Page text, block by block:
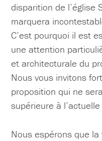
disparition de l’église
marquera
C’est pourquoi il est
une attention
et architecturale du
Nous vous invitons
proposition qui ne
supérieure à
Nous espérons que